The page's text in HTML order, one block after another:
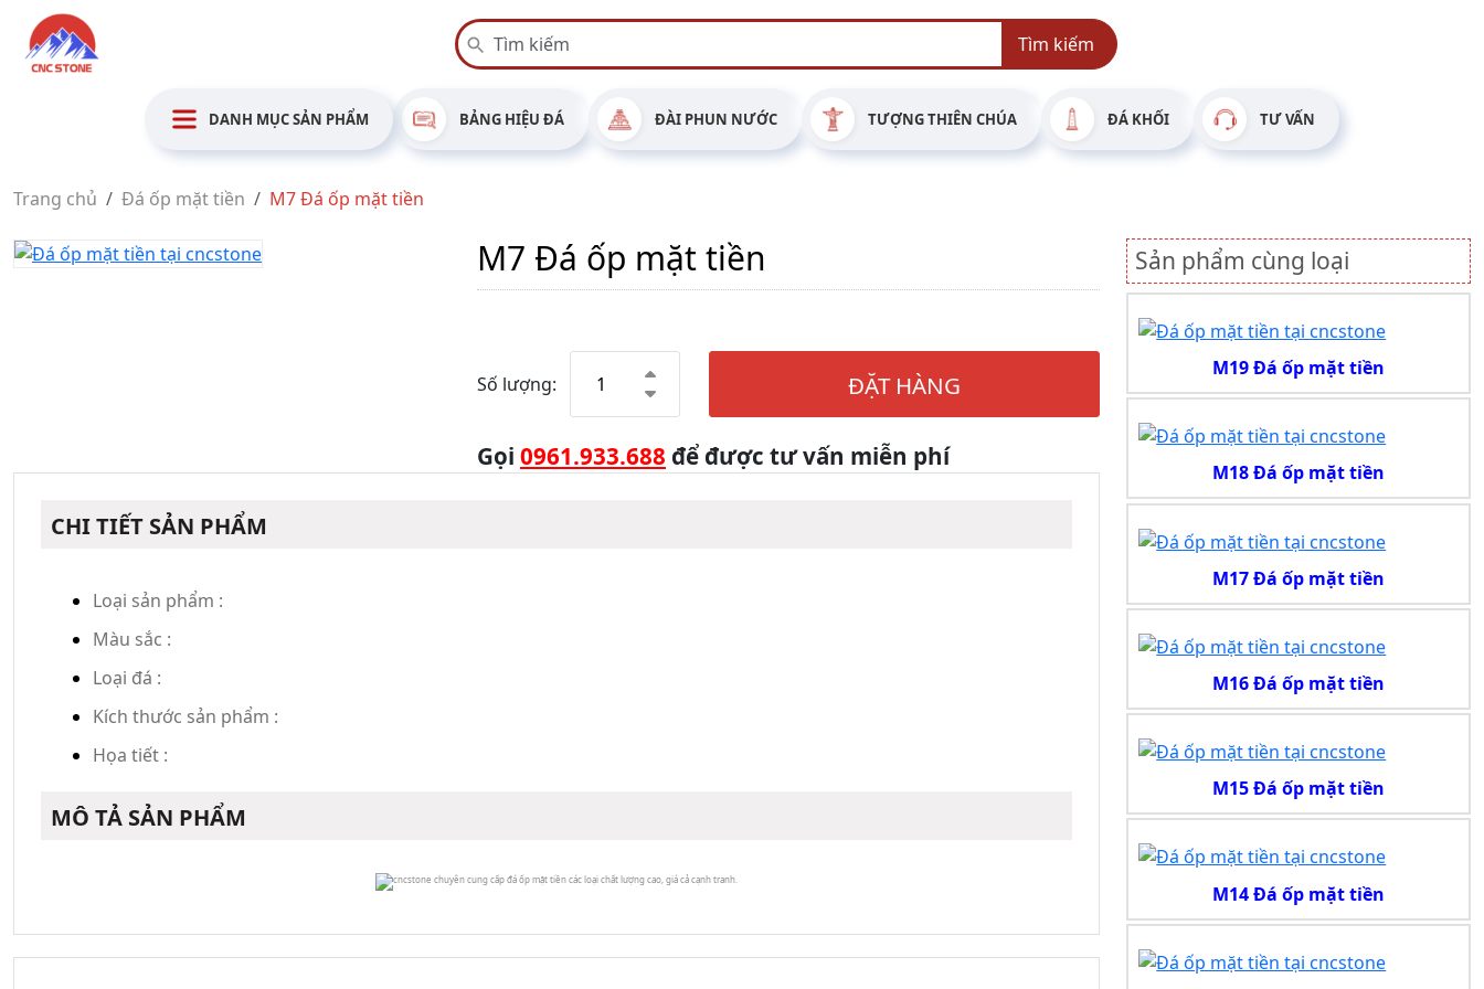
Tìm kiếm
DANH MỤC SẢN PHẨM BẢNG HIỆU ĐÁ ĐÀI PHUN NƯỚC TƯỢNG THIÊN CHÚA ĐÁ KHỐI TƯ VẤN
Trang chủ Đá ốp mặt tiền M7 Đá ốp mặt tiền
M7 Đá ốp mặt tiền
Số lượng: ĐẶT HÀNG
Gọi 0961.933.688 để được tư vấn miễn phí
CHI TIẾT SẢN PHẨM
Loại sản phẩm :
Màu sắc :
Loại đá :
Kích thước sản phẩm :
Họa tiết :
MÔ TẢ SẢN PHẨM
Sản phẩm cùng loại
M19 Đá ốp mặt tiền
M18 Đá ốp mặt tiền
M17 Đá ốp mặt tiền
M16 Đá ốp mặt tiền
M15 Đá ốp mặt tiền
M14 Đá ốp mặt tiền